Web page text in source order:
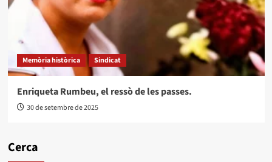
Memòria històrica Sindicat
Enriqueta Rumbeu, el ressò de les passes.
30 de setembre de 2025
Cerca